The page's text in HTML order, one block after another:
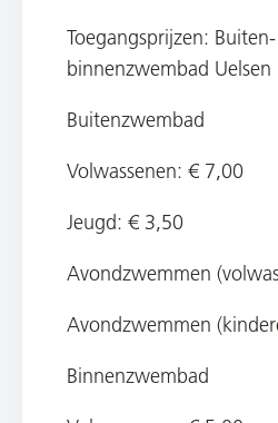
Toegangsprijzen:
binnenzwembad Uelsen
Buitenzwembad
Volwassenen: € 7,00
Jeugd: € 3,50
Avondzwemmen
Avondzwemmen
Binnenzwembad